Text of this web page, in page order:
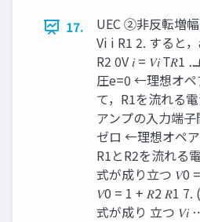
17.
UEC ②非反転増
Vi i R1 2. すると
R2 0V 𝑖 = 𝑉𝑖 Τ𝑅1 ⋯
圧e=0 ←理想オ
て，R1を流れる
アンプの入力端
ゼロ ←理想オペ
R1とR2を流れる
式が成り立つ 𝑉0
𝑉0 = 1 + 𝑅2 𝑅1 7.
式が成り 立つ